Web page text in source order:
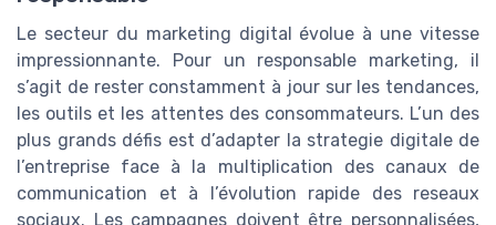
Le secteur du marketing digital évolue à une vitesse
impressionnante. Pour un responsable marketing, il
s’agit de rester constamment à jour sur les tendances,
les outils et les attentes des consommateurs. L’un des
plus grands défis est d’adapter la strategie digitale de
l’entreprise face à la multiplication des canaux de
communication et à l’évolution rapide des reseaux
sociaux. Les campagnes doivent être personnalisées,